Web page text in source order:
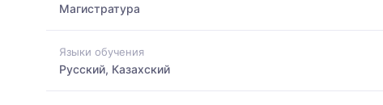
Магистратура
Языки обучения
Русский, Казахский